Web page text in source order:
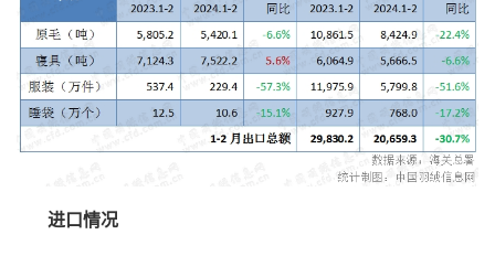
进口情况